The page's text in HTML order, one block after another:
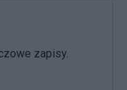
zapisy.